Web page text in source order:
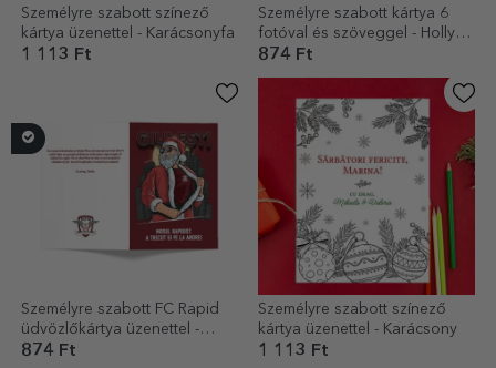
Személyre szabott színező
kártya üzenettel - Karácsonyfa
1 113 Ft
Személyre szabott kártya 6
fotóval és szöveggel - Holly
Jolly
874 Ft
Személyre szabott FC Rapid
üdvözlőkártya üzenettel -
Mosul Rapidist
874 Ft
Személyre szabott színező
kártya üzenettel - Karácsony
1 113 Ft